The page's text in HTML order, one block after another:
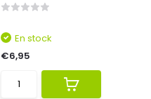
En stock
€6,95